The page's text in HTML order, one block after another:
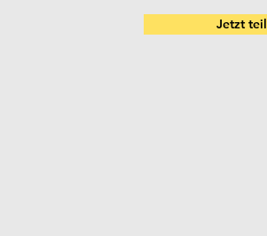
Jetzt